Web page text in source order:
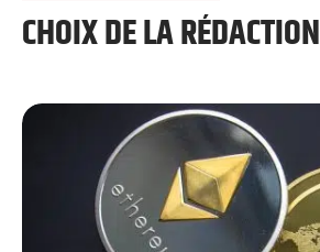
CHOIX DE LA RÉDACTION